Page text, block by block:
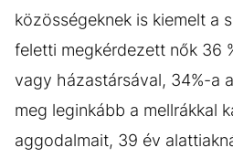
közösségeknek is kiemelt a
feletti megkérdezett nők 36
vagy házastársával, 34%-a
meg leginkább a mellrákkal
aggodalmait, 39 év